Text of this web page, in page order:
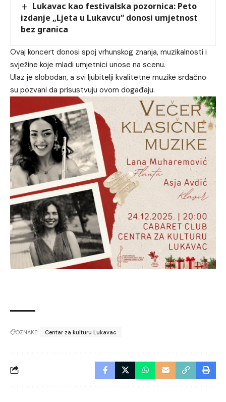
Lukavac kao festivalska pozornica: Peto
izdanje „Ljeta u Lukavcu“ donosi umjetnost
bez granica
Ovaj koncert donosi spoj vrhunskog znanja, muzikalnosti i
svježine koje mladi umjetnici unose na scenu.
Ulaz je slobodan, a svi ljubitelji kvalitetne muzike srdačno
su pozvani da prisustvuju ovom događaju.
OZNAKE: Centar za kulturu Lukavac